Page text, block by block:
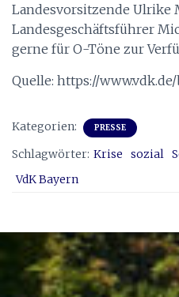
Landesvorsitzende Ulrike
Landesgeschäftsführer
gerne für O-Töne zur
Quelle: https://
Kategorien: PRESSE
Schlagwörter: Krise sozial
VdK Bayern